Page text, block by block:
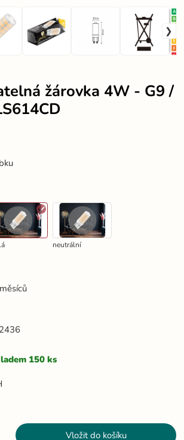
žárovka 4W - G9 /
neutrální
150 ks